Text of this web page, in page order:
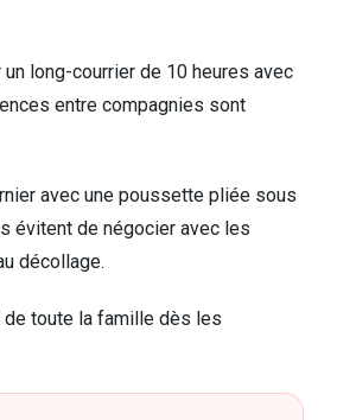
long-courrier de 10 heures avec
entre compagnies sont
avec une poussette pliée sous
évitent de négocier avec les
décollage.
de toute la famille dès les